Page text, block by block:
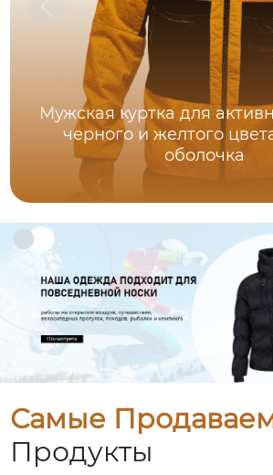
Мужская куртка для
черного и желтого
оболочка
Самые
Продукты